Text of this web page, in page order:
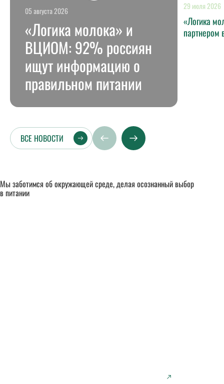
05 августа 2026
«Логика молока» и
ВЦИОМ: 92% россиян
ищут информацию о
правильном питании
29 июля 2026
«Логика
партнером
ВСЕ НОВОСТИ
Мы заботимся об окружающей среде, делая осознанный выбор
в питании